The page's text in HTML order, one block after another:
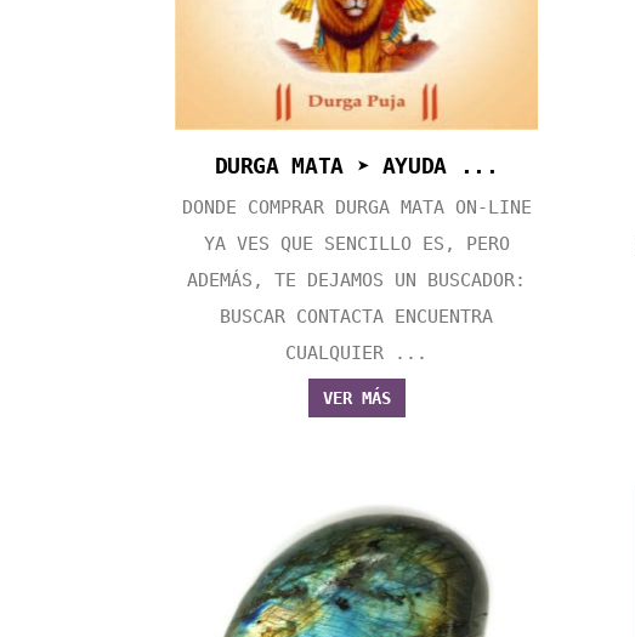
DURGA MATA ➤ AYUDA ...
DONDE COMPRAR DURGA MATA ON-LINE
YA VES QUE SENCILLO ES, PERO
ADEMÁS, TE DEJAMOS UN BUSCADOR:
BUSCAR CONTACTA ENCUENTRA
CUALQUIER ...
VER MÁS